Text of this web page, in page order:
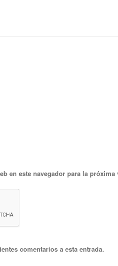
en este navegador para la próxima
comentarios a esta entrada.